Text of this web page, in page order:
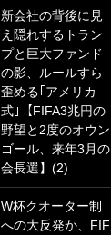
新会社の背後に見
え隠れするトラン
プと巨大ファンド
の影、ルールすら
歪める｢アメリカ
式｣【FIFA3兆円の
野望と2度のオウン
ゴール、来年3月の
会長選】(2)
W杯クオーター制
への大反発か、FIF